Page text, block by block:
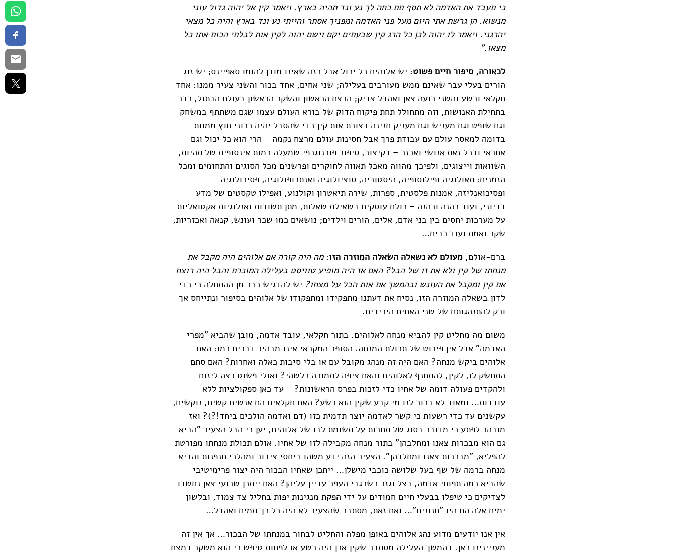
כי תעבד את האדמה לא תסף תת כחה לך נע ונד תהיה בארץ. ויאמר קין אל יהוה גדול עוני
מנשוא. הן גרשת אתי היום מעל פני האדמה ומפניך אסתר והייתי נע ונד בארץ והיה כל מצאי
יהרגני. ויאמר לו יהוה לכן כל הרג קין שבעתים יקם וישם יהוה לקין אות לבלתי הכות אתו כל
מצאו."
לכאורה, סיפור חיים פשוט: יש אלוהים כל יכול אבל כזה שאינו מובן להומו סאפיינס; יש זוג
הורים בעלי עבר שאינם ממש מעורבים בעלילה; שני אחים, אחד בכור והשני צעיר ממנו: אחד
חקלאי ורשע והשני רועה צאן ואהבל צדיק; הרצח הראשון והשקר הראשון בעולם הבתול, כבר
בתחילת האנושות, וזה מתחולל תחת פיקוח הדוק של בורא העולם עצמו שגם משתתף במשחק
וגם שופט וגם מעניש וגם מעניק חנינה בצורת אות קין כדי שהסבל יהיה כרוני חוץ ממוות
בדומה למאסר עולם עם עבודת פרך אבל חסינות עולם מרצח נקמה – הרי הוא כל יכול וגם
אחראי ובכל זאת אנושי ואכזר – בקיצור, סיפור פורנוגרפי שמעלה כמות אינסופית של תהיות,
השוואות וייצוגים, ולפיכך מהווה מאכל תאווה לחוקרים ופרשנים מכל הסוגים והתחומים ומכל
הזמנים: תאולוגיה ופילוסופיה, היסטוריה, סוציולוגיה ואנתרופולוגיה, פסיכולוגיה
ופסיכואנליזה, אמנות פלסטית, ספרות, שירה תיאטרון וקולנוע, ואפילו טקסטים של מדע
בדיוני, ועוד כהנה וכהנה – כולם עוסקים בשאילת שאלות, מתן תשובות ואנלוגיות אקטואליות
על מערכות יחסים בין בני אדם, אלים, הורים וילדים; נושאים כמו שכר ועונש, קנאה ואכזריות,
שקר ואמת ועוד רבים…
ברם-אולם, מעולם לא נשאלה השאלה המוזרה הזו:מה היה קורה אם אלוהים היה מקבל את
מנחתו של קין ולא את זו של הבל? האם אז היה מופיע טוויסט בעלילה המוכרת והבל היה רוצח
את קין ומקבל את העונש ובהמשך את אות הבל על מצחו? יש להדגיש כבר מן ההתחלה כי כדי
לדון בשאלה המוזרה הזו, נסיח את דעתנו מתפקידו ומתפקודו של אלוהים בסיפור ונתייחס אך
ורק להתנהגותם של שני האחים היריבים.
משום מה מחליט קין להביא מנחה לאלוהים. בתור חקלאי, עובד אדמה, מובן שהביא "מפרי
האדמה" אבל אין פירוט של תכולת המנחה. הסופר המקראי אינו מבהיר דברים כמו: האם
אלוהים ביקש מנחה? האם היה זה מנהג מקובל עם או בלי סיבות כאלה ואחרות? האם סתם
התחשק לו, לקין, להתחנף לאלוהים והאם ציפה לתמורה כלשהי? ואולי פשוט רצה ליזום
ולהקדים פעולה דומה של אחיו כדי לזכות בפרס הראשונות? – עד כאן ספקולציות ללא
עובדות… ומאוד לא ברור לנו מי קבע שקין הוא רשע? האם חקלאים הם אנשים קשים, נוקשים,
עקשנים עד כדי רשעות כי קשר לאדמה יוצר תדמית כזו (דם ואדמה הולכים ביחד!?)? ואז
מובהר לפתע כי מדובר בסוג של תחרות על תשומת לבו של אלוהים, יען כי הבל הצעיר "הביא
גם הוא מבכרות צאנו ומחלבהן" בתור מנחה מקבילה לזו של אחיו. אולם תכולת מנחתו מפורטת
להפליא, "מבכרות צאנו ומחלבהן". הצעיר הזה ידע משהו ביחסי ציבור ומהלכי חנפנות והביא
מנחה ברמה של שף בעל שלושה כוכבי מישלן… ייתכן שאחיו הבכור היה יצור פרימיטיבי
שהביא כמה תפוחי אדמה, בצל וגזר כשרגבי העפר עדיין עליהן? האם ייתכן שרועי צאן נחשבו
לצדיקים כי טיפלו בבעלי חיים חמודים על ידי הפקת מנגינות יפות בחליל צד צמוד, ובלשון
ימים אלה הם היו "חנונים"… ואם זאת, מסתבר שהצעיר לא היה כל כך תמים ואהבל…
אין אנו יודעים מדוע נהג אלוהים באופן מפלה והחליט לבחור במנחתו של הבכור… אך אין זה
מעניינינו כאן. בהמשך העלילה מסתבר שקין אכן היה רשע או לפחות טיפש כי הוא משקר במצח